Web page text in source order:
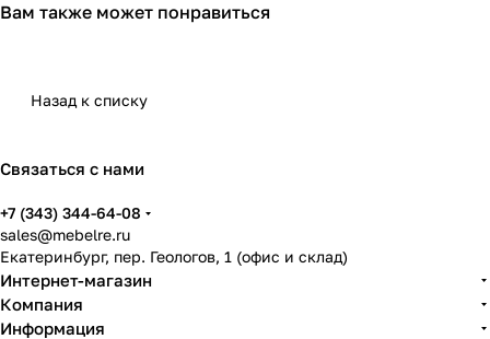
Вам также может понравиться
Назад к списку
Связаться с нами
+7 (343) 344-64-08
sales@mebelre.ru
Екатеринбург, пер. Геологов, 1 (офис и склад)
Интернет-магазин
Компания
Информация